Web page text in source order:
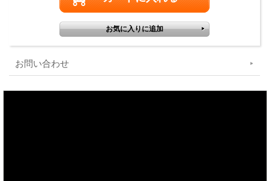
お問い合わせ